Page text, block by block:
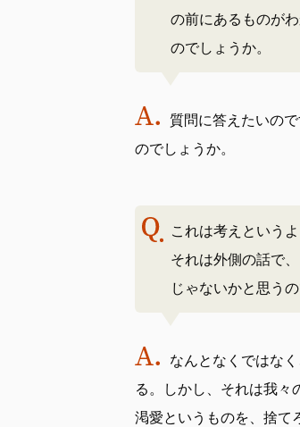
の前にあるものが
のでしょうか。
質問に答えたいの
のでしょうか。
これは考えという
それは外側の話で
じゃないかと思うの
なんとなくではな
る。しかし、それは我々
渇愛というものを、捨て